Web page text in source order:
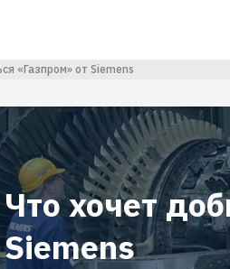
«Газпром» от Siemens
Что хочет
Siemens